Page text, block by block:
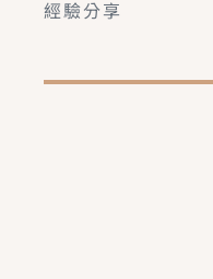
經驗分享